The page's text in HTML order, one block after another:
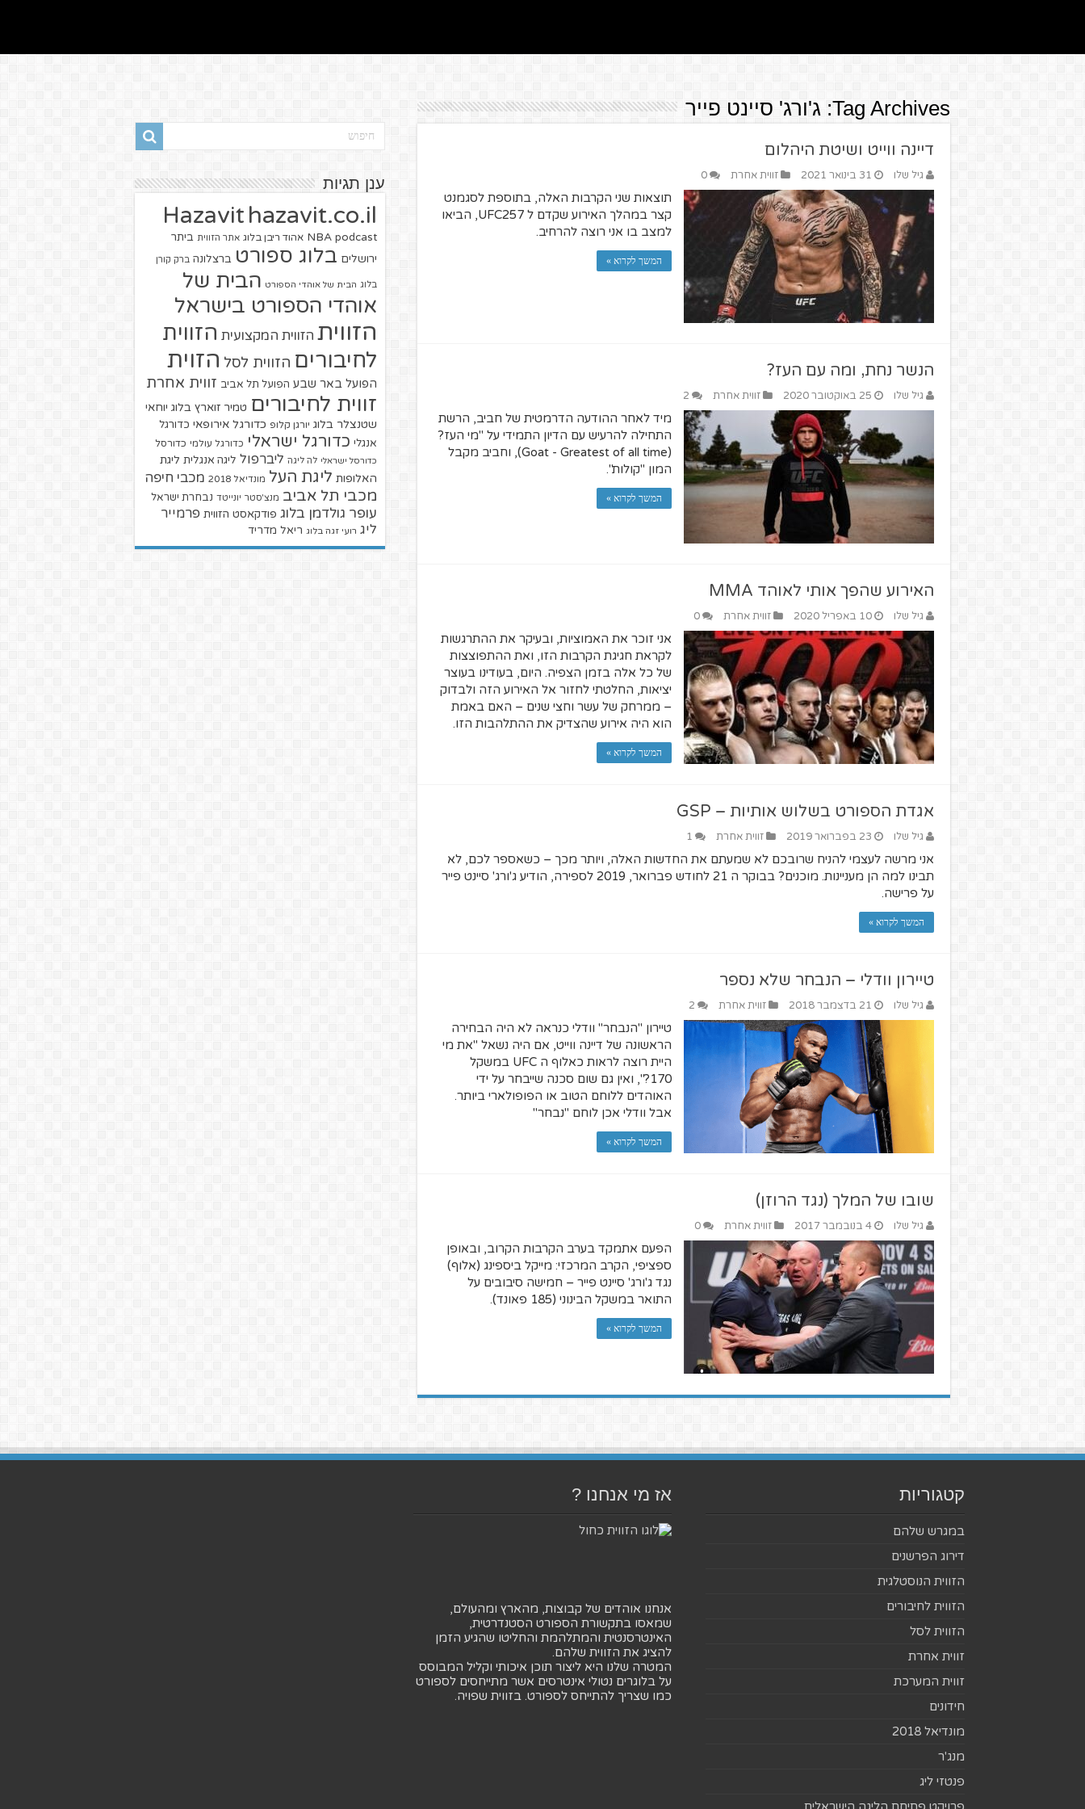
Tag Archives: ג'ורג' סיינט פייר
דיינה ווייט ושיטת היהלום
גיל שלו 31 בינואר 2021 זווית אחרת 0
תוצאות שני הקרבות האלה, בתוספת לסגמנט
קצר במהלך האירוע שקדם ל UFC257, הביאו
למצב בו אני רוצה להרחיב.
המשך לקרוא »
הנשר נחת, ומה עם העז?
גיל שלו 25 באוקטובר 2020 זווית אחרת 2
מיד לאחר ההודעה הדרמטית של חביב, הרשת
התחילה להרעיש עם הדיון התמידי על "מי העז?
(Goat - Greatest of all time), וחביב מקבל
המון "קולות".
המשך לקרוא »
האירוע שהפך אותי לאוהד MMA
גיל שלו 10 באפריל 2020 זווית אחרת 0
אני זוכר את האמוציות, ובעיקר את ההתרגשות
לקראת חגיגת הקרבות הזו, ואת ההתפוצצות
של כל אלה בזמן הצפיה. היום, בעודינו בעוצר
יציאות, החלטתי לחזור אל האירוע הזה ולבדוק
– ממרחק של עשר וחצי שנים – האם באמת
הוא היה אירוע שהצדיק את ההתלהבות הזו.
המשך לקרוא »
אגדת הספורט בשלוש אותיות – GSP
גיל שלו 23 בפברואר 2019 זווית אחרת 1
אני מרשה לעצמי להניח שרובכם לא שמעתם את החדשות האלה, ויותר מכך – כשאספר לכם, לא
תבינו למה הן מעניינות. מוכנים? בבוקר ה 21 לחודש פברואר, 2019 לספירה, הודיע ג'ורג' סיינט פייר
על פרישה.
המשך לקרוא »
טיירון וודלי – הנבחר שלא נספר
גיל שלו 21 בדצמבר 2018 זווית אחרת 2
טיירון "הנבחר" וודלי כנראה לא היה הבחירה
הראשונה של דיינה ווייט, אם היה נשאל "את מי
היית רוצה לראות כאלוף ה UFC במשקל
170?", ואין גם שום סכנה שייבחר על ידי
האוהדים ללוחם הטוב או הפופולארי ביותר.
אבל וודלי אכן לוחם "נבחר"
המשך לקרוא »
שובו של המלך (נגד הרוזן)
גיל שלו 4 בנובמבר 2017 זווית אחרת 0
הפעם אתמקד בערב הקרבות הקרוב, ובאופן
ספציפי, הקרב המרכזי: מייקל ביספינג (אלוף)
נגד ג'ורג' סיינט פייר – חמישה סיבובים על
התואר במשקל הבינוני (185 פאונד).
המשך לקרוא »
ענן תגיות
Hazavit hazavit.co.il
NBA podcast אהוד ריבן בלוג אתר הזווית ביתר
ירושלים בלוג ספורט ברצלונה ברק קורן
בלוג הבית של אוהדי הספורט הבית של
אוהדי הספורט בישראל
הזווית הזווית המקצועית הזווית
לחיבורים הזווית לסל הזוית
הפועל באר שבע הפועל תל אביב זווית אחרת
זווית לחיבורים טמיר זוארץ בלוג יוחאי
שטנצלר בלוג יורגן קלופ כדורגל אירופאי כדורגל
אנגלי כדורגל ישראלי כדורגל עולמי כדורסל
כדורסל ישראלי לה ליגה ליברפול ליגה אנגלית ליגת
האלופות ליגת העל מונדיאל 2018 מכבי חיפה
מכבי תל אביב מנצ'סטר יונייטד נבחרת ישראל
עופר גולדמן בלוג פודקאסט הזווית פרמייר
ליג רועי זגה בלוג ריאל מדריד
קטגוריות
במגרש שלהם
דירוג הפרשנים
הזווית הנוסטלגית
הזווית לחיבורים
הזווית לסל
זווית אחרת
זווית המערכת
חידונים
מונדיאל 2018
מנג'ר
פנטזי ליג
אז מי אנחנו ?
אנחנו אוהדים של קבוצות, מהארץ ומהעולם,
שמאסו בתקשורת הספורט הסטנדרטית,
האינטרסנטית והמתלהמת והחליטו שהגיע הזמן
להציג את הזווית שלהם.
המטרה שלנו היא ליצור תוכן איכותי וקליל המבוסס
על בלוגרים נטולי אינטרסים אשר מתייחסים לספורט
כמו שצריך להתייחס לספורט. בזווית שפויה.